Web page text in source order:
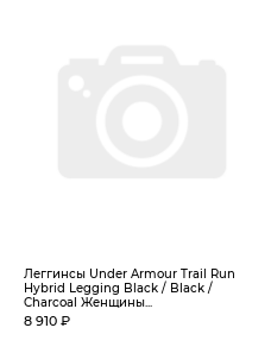
Леггинсы Under Armour Trail Run
Hybrid Legging Black / Black /
Charcoal Женщины...
8 910 ₽